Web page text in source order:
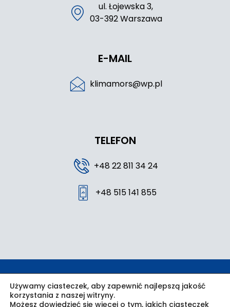
ul. Łojewska 3,
03-392 Warszawa
E-MAIL
klimamors@wp.pl
TELEFON
+48 22 811 34 24
+48 515 141 855
Wszystkie prawa zastrzeżone © 2024 Klima Mors /
Używamy ciasteczek, aby zapewnić najlepszą jakość
korzystania z naszej witryny.
Możesz dowiedzieć się więcej o tym, jakich ciasteczek